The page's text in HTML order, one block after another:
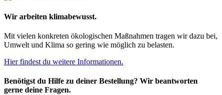
Wir arbeiten klimabewusst.
Mit vielen konkreten ökologischen Maßnahmen tragen wir dazu bei,
Umwelt und Klima so gering wie möglich zu belasten.
Hier findest du weitere Informationen.
Benötigst du Hilfe zu deiner Bestellung? Wir beantworten
gerne deine Fragen.